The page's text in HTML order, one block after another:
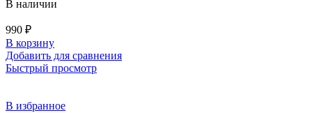
В наличии
990 ₽
В корзину
Добавить для сравнения
Быстрый просмотр
В избранное